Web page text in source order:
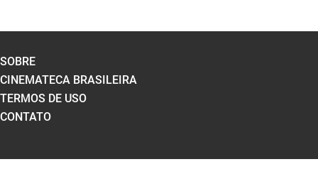
SOBRE
CINEMATECA BRASILEIRA
TERMOS DE USO
CONTATO